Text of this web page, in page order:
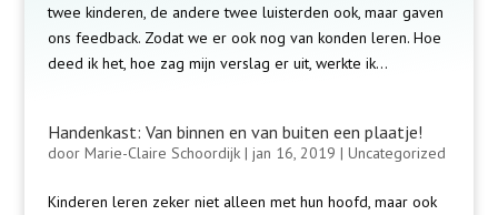
twee kinderen, de andere twee luisterden ook, maar gaven
ons feedback. Zodat we er ook nog van konden leren. Hoe
deed ik het, hoe zag mijn verslag er uit, werkte ik...
Handenkast: Van binnen en van buiten een plaatje!
door Marie-Claire Schoordijk| jan 16, 2019 | Uncategorized
Kinderen leren zeker niet alleen met hun hoofd, maar ook